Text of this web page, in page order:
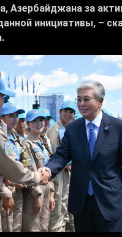
Азербайджана за
инициативы, –